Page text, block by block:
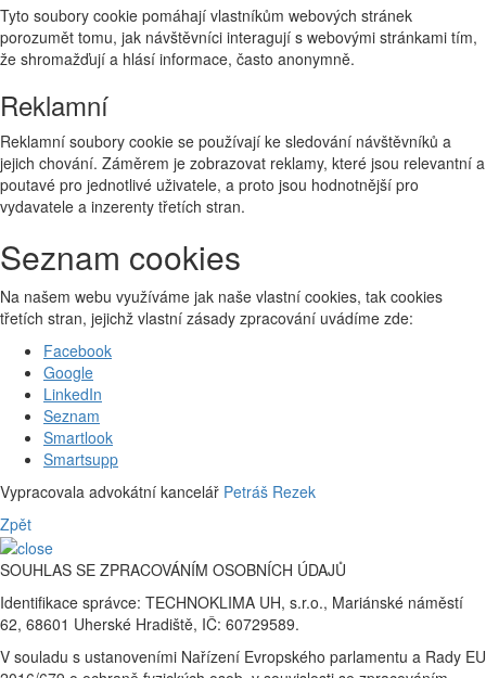
Tyto soubory cookie pomáhají vlastníkům webových stránek
porozumět tomu, jak návštěvníci interagují s webovými stránkami tím,
že shromažďují a hlásí informace, často anonymně.
Reklamní
Reklamní soubory cookie se používají ke sledování návštěvníků a
jejich chování. Záměrem je zobrazovat reklamy, které jsou relevantní a
poutavé pro jednotlivé uživatele, a proto jsou hodnotnější pro
vydavatele a inzerenty třetích stran.
Seznam cookies
Na našem webu využíváme jak naše vlastní cookies, tak cookies
třetích stran, jejichž vlastní zásady zpracování uvádíme zde:
Facebook
Google
LinkedIn
Seznam
Smartlook
Smartsupp
Vypracovala advokátní kancelář Petráš Rezek
Zpět
SOUHLAS SE ZPRACOVÁNÍM OSOBNÍCH ÚDAJŮ
Identifikace správce: TECHNOKLIMA UH, s.r.o., Mariánské náměstí
62, 68601 Uherské Hradiště, IČ: 60729589.
V souladu s ustanoveními Nařízení Evropského parlamentu a Rady EU